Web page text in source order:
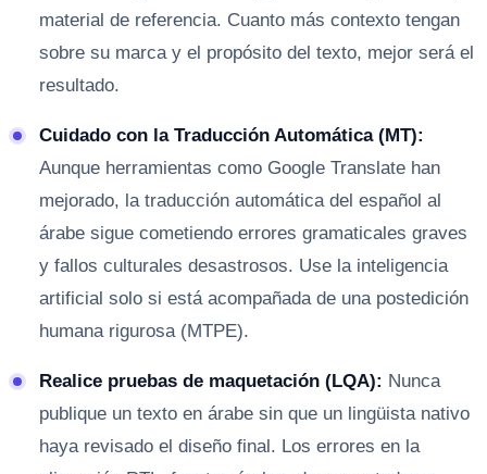
material de referencia. Cuanto más contexto tengan
sobre su marca y el propósito del texto, mejor será el
resultado.
Cuidado con la Traducción Automática (MT):
Aunque herramientas como Google Translate han
mejorado, la traducción automática del español al
árabe sigue cometiendo errores gramaticales graves
y fallos culturales desastrosos. Use la inteligencia
artificial solo si está acompañada de una postedición
humana rigurosa (MTPE).
Realice pruebas de maquetación (LQA): Nunca
publique un texto en árabe sin que un lingüista nativo
haya revisado el diseño final. Los errores en la